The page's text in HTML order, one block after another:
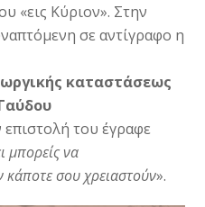
«εις Κύριον». Στην
σε αντίγραφο η
καταστάσεως
του έγραφε
μπορείς να
κάποτε σου χρειαστούν».